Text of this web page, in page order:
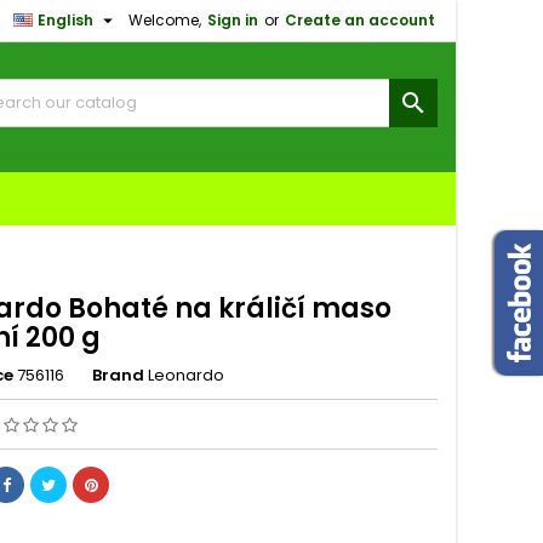
Welcome, Sign in or Create an account
English 

Bohaté na králičí maso
200 g
756116 Brand Leonardo